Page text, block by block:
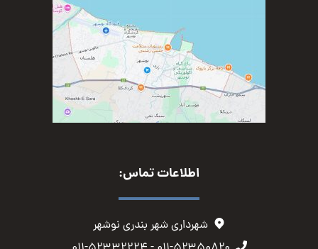
اطلاعات تماس:
شهرداری شهر بندری نوشهر